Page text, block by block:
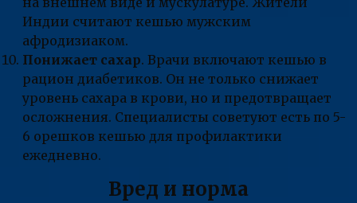
Индии считают кешью мужским
афродизиаком.
Понижает сахар. Врачи включают кешью в
рацион диабетиков. Он не только снижает
уровень сахара в крови, но и предотвращает
осложнения. Специалисты советуют есть по 5-
6 орешков кешью для профилактики
ежедневно.
Вред и норма